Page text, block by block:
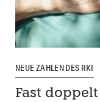
NEUE ZAHLEN DES RKI
Fast